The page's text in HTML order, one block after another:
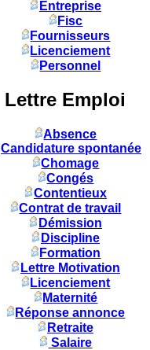
Entreprise
Fisc
Fournisseurs
Licenciement
Personnel
Lettre Emploi
Absence
Candidature spontanée
Chomage
Congés
Contentieux
Contrat de travail
Démission
Discipline
Formation
Lettre Motivation
Licenciement
Maternité
Réponse annonce
Retraite
Salaire